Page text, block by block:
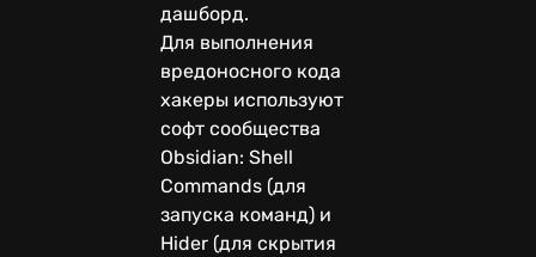
дашборд.
Для выполнения
вредоносного кода
хакеры используют
софт сообщества
Obsidian: Shell
Commands (для
запуска команд) и
Hider (для скрытия